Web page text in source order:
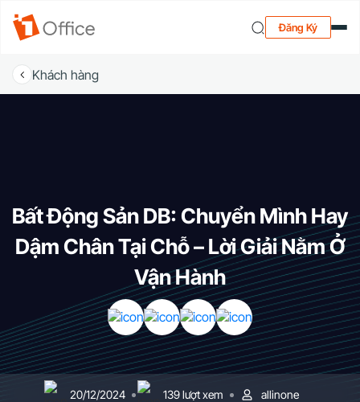
Đăng Ký
Khách hàng
Bất Động Sản DB: Chuyển Mình Hay
Dậm Chân Tại Chỗ – Lời Giải Nằm Ở
Vận Hành
20/12/2024 139 lượt xem allinone